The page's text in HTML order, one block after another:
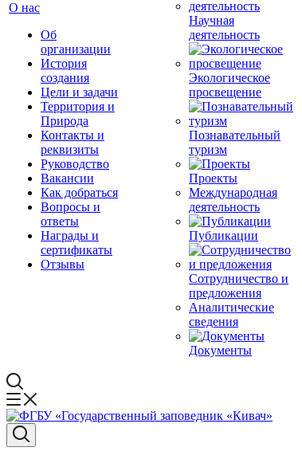
О нас
Об
организации
История
создания
Цели и задачи
Территория и
Природа
Контакты и
реквизиты
Руководство
Вакансии
Как добраться
Вопросы и
ответы
Награды и
сертификаты
Отзывы
Научная
деятельность
Экологическое
просвещение
Познавательный
туризм
Проекты
Международная
деятельность
Публикации
Сотрудничество и
предложения
Аналитические
сведения
Документы